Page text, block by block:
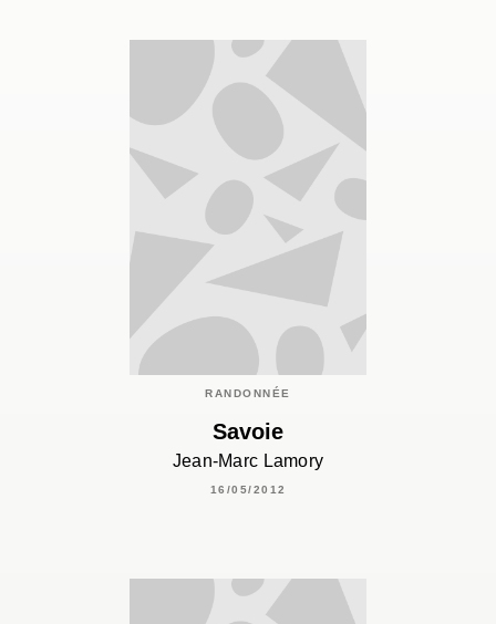
RANDONNÉE
Savoie
Jean-Marc Lamory
16/05/2012